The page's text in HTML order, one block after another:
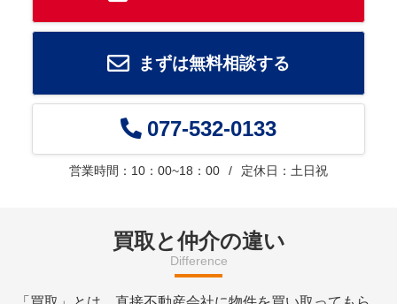
まずは無料相談する
077-532-0133
営業時間：10：00~18：00 定休日：土日祝
買取と仲介の違い
Difference